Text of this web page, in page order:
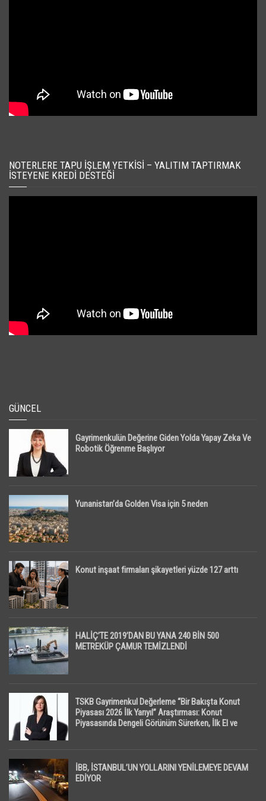
NOTERLERE TAPU İŞLEM YETKISI – YALITIM TAPTIRMAK
İSTEYENE KREDI DESTEĞI
GÜNCEL
Gayrimenkulün Değerine Giden Yolda Yapay Zeka Ve
Robotik Öğrenme Başlıyor
Yunanistan’da Golden Visa için 5 neden
Konut inşaat firmaları şikayetleri yüzde 127 arttı
HALİÇ’TE 2019’DAN BU YANA 240 BİN 500
METREKÜP ÇAMUR TEMİZLENDİ
TSKB Gayrimenkul Değerleme “Bir Bakışta Konut
Piyasası 2026 İlk Yarıyıl” Araştırması: Konut
Piyasasında Dengeli Görünüm Sürerken, İlk El ve
İBB, İSTANBUL’UN YOLLARINI YENİLEMEYE DEVAM
EDİYOR